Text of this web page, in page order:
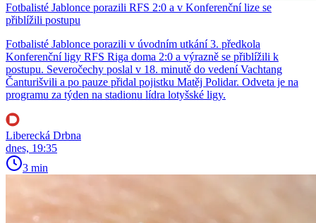
Fotbalisté Jablonce porazili RFS 2:0 a v Konferenční lize se
přiblížili postupu
Fotbalisté Jablonce porazili v úvodním utkání 3. předkola
Konferenční ligy RFS Riga doma 2:0 a výrazně se přiblížili k
postupu. Severočechy poslal v 18. minutě do vedení Vachtang
Čanturišvili a po pauze přidal pojistku Matěj Polidar. Odveta je na
programu za týden na stadionu lídra lotyšské ligy.
Liberecká Drbna
dnes, 19:35
3 min